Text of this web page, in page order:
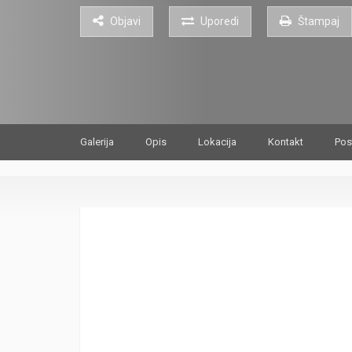
Objavi Uporedi Štampaj
Galerija Opis Lokacija Kontakt